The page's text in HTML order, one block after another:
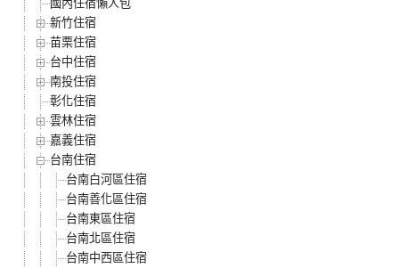
新竹住宿
苗栗住宿
台中住宿
南投住宿
彰化住宿
雲林住宿
嘉義住宿
台南住宿
台南白河區住宿
台南善化區住宿
台南東區住宿
台南北區住宿
台南中西區住宿